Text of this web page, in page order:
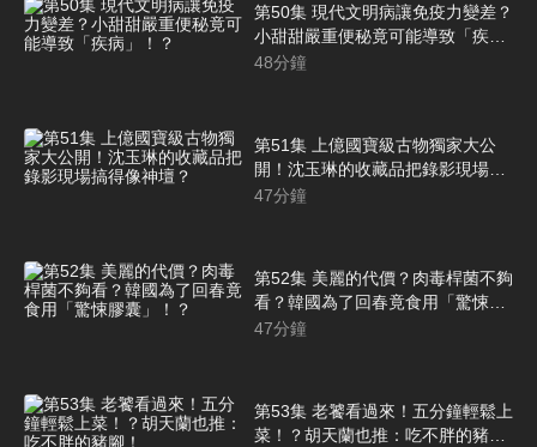
第50集 現代文明病讓免疫力變差？
小甜甜嚴重便秘竟可能導致「疾
病」！？
48分鐘
第51集 上億國寶級古物獨家大公
開！沈玉琳的收藏品把錄影現場搞
得像神壇？
47分鐘
第52集 美麗的代價？肉毒桿菌不夠
看？韓國為了回春竟食用「驚悚膠
囊」！？
47分鐘
第53集 老饕看過來！五分鐘輕鬆上
菜！？胡天蘭也推：吃不胖的豬